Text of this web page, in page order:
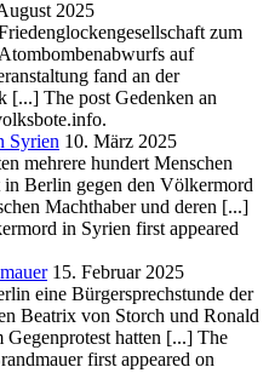
2025
zum
auf
fand an der
[...] The post Gedenken an
Syrien 10. März 2025
mehrere hundert Menschen
Berlin gegen den Völkermord
Machthaber und deren [...]
in Syrien first appeared
15. Februar 2025
eine Bürgersprechstunde der
Beatrix von Storch und Ronald
hatten [...] The
first appeared on